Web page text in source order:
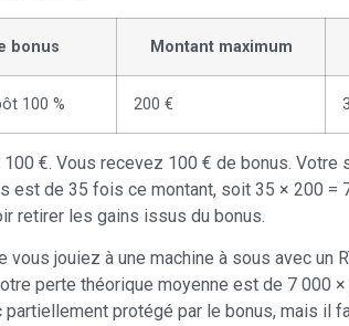
bonus Montant maximum
100 % 200 €
€. Vous recevez 100 € de bonus. Votre
est de 35 fois ce montant, soit 35 × 200 =
retirer les gains issus du bonus.
vous jouiez à une machine à sous avec un
perte théorique moyenne est de 7 000
partiellement protégé par le bonus, mais il